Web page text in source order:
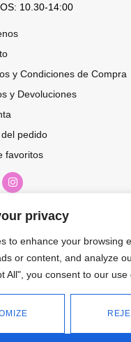
privacy
to enhance your browsing
or content, and analyze
All", you consent to our use
10.30-14:00
y Condiciones de Compra
y Devoluciones
pedido
favoritos
a nuestra newsletter
Complementos